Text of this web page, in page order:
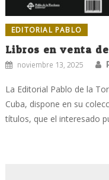
EDITORIAL PABLO
Libros en venta
noviembre 13, 2025
La Editorial Pablo de la
Cuba, dispone en su
títulos, que el interesado